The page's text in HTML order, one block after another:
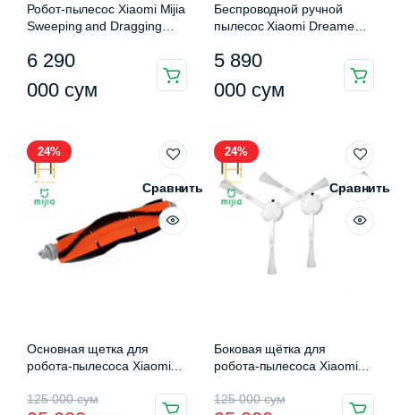
Робот-пылесос Xiaomi Mijia
Sweeping and Dragging
6 290
000 сум
Беспроводной ручной
пылесос Xiaomi Dreame
5 890
000 сум
24%
Сравнить
Основная щетка для
робота-пылесоса Xiaomi
(STZS01ZHM)
125 000сум
Первоначальная
Текущая
24%
Сравнить
Боковая щётка для
робота-пылесоса Xiaomi
шт.) (STBS01ZHM)
125 000сум
Первоначальная
Текущая